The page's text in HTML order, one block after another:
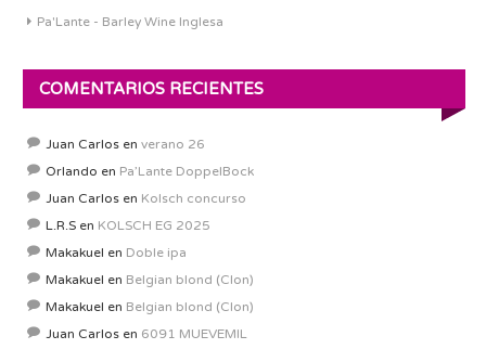
Pa'Lante - Barley Wine Inglesa
COMENTARIOS RECIENTES
Juan Carlos en verano 26
Orlando en Pa’Lante DoppelBock
Juan Carlos en Kolsch concurso
L.R.S en KOLSCH EG 2025
Makakuel en Doble ipa
Makakuel en Belgian blond (Clon)
Makakuel en Belgian blond (Clon)
Juan Carlos en 6091 MUEVEMIL